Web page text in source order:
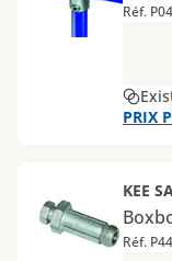
Réf.
PRIX
KEE
Réf.